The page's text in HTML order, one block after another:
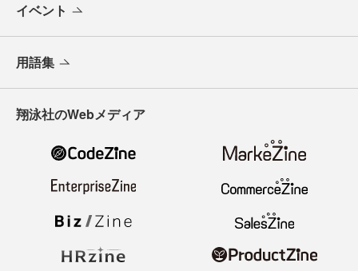
イベント
用語集
翔泳社のWebメディア